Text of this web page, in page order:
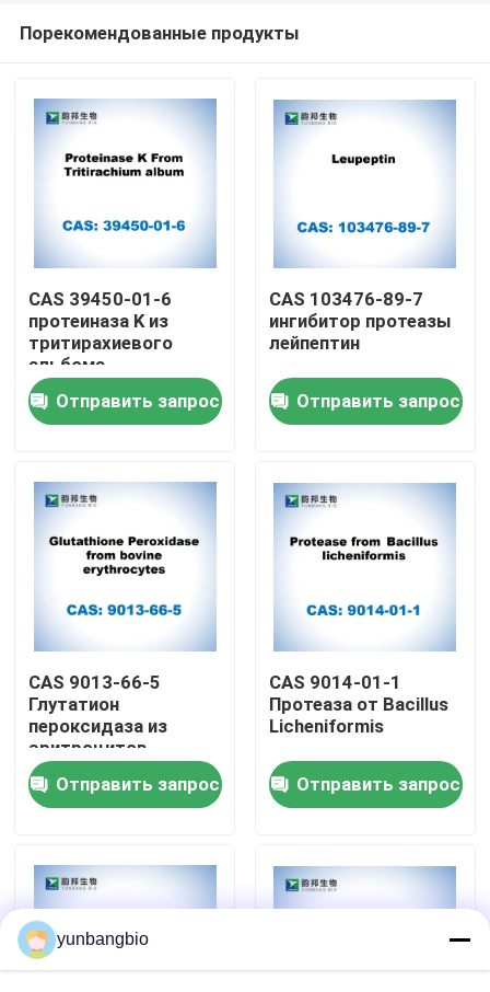
Дом
Продукты
О нас
Путешествие фабрики
Свяжитесь мы
Новости
биологические буфера
Порекомендованные продукты
CAS 39450-01-6
протеиназа K из
тритирахиевого
альбома
Отправить запрос
CAS 103476-89-7
ингибитор протеазы
лейпептин
Отправить запрос
CAS 9013-66-5
Глутатион
пероксидаза из
эритроцитов
крупного рогатого
скотаОтправить запрос
CAS 9014-01-1
Протеаза от Bacillus
Licheniformis
Отправить запрос
yunbangbio